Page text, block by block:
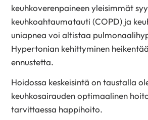
keuhkoverenpaineen yleisimmät
keuhkoahtaumatauti (COPD) ja
uniapnea voi altistaa
Hypertonian kehittyminen
ennustetta.
Hoidossa keskeisintä on taustalla
keuhkosairauden optimaalinen
tarvittaessa happihoito.